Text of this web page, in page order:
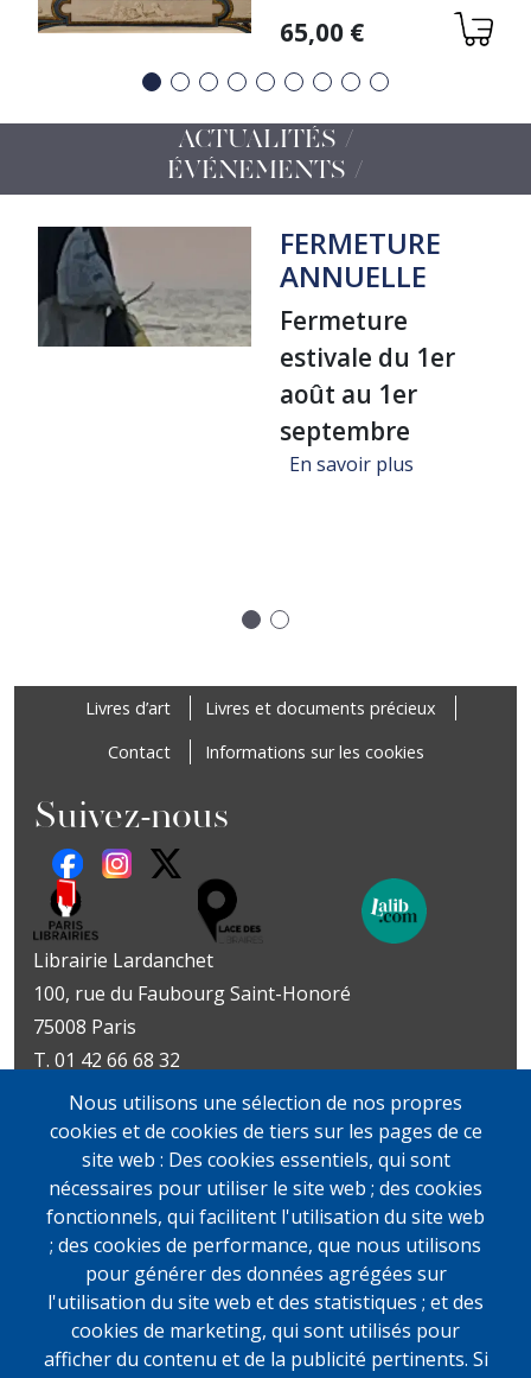
Variations
65,00 €
Précédent
Suivant
ACTUALITÉS /
ÉVÉNEMENTS
FERMETURE
ANNUELLE
Fermeture
estivale du 1er
août au 1er
septembre
En savoir plus
Livres d’art
Livres et documents précieux
Contact
Informations sur les cookies
Suivez-nous
Librairie Lardanchet
100, rue du Faubourg Saint-Honoré
75008 Paris
T. 01 42 66 68 32
Métro : Miromesnil | St-Philippe-du-Roule
Livres d’art
Du mardi au vendredi
10h-19h
samedi
11h-13h et 14h-19h
Livres et documents
précieux
Lundi sur rendez-vous
Du mardi au vendredi
10h-19h
samedi
11h-13h et 14h-19h
Nous utilisons une sélection de nos propres
cookies et de cookies de tiers sur les pages de ce
site web : Des cookies essentiels, qui sont
nécessaires pour utiliser le site web ; des cookies
fonctionnels, qui facilitent l'utilisation du site web
; des cookies de performance, que nous utilisons
pour générer des données agrégées sur
l'utilisation du site web et des statistiques ; et des
cookies de marketing, qui sont utilisés pour
afficher du contenu et de la publicité pertinents. Si